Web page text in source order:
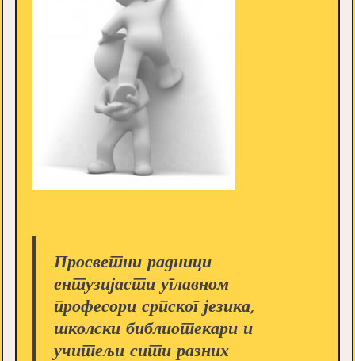
Просветни радници
ентузијасти углавном
професори српског језика,
школски библиотекари и
учитељи сити разних